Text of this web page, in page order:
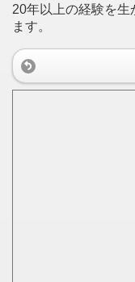
20年以上の経験を生
ます。